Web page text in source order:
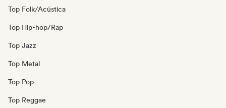
Top Folk/Acústica
Top Hip-hop/Rap
Top Jazz
Top Metal
Top Pop
Top Reggae